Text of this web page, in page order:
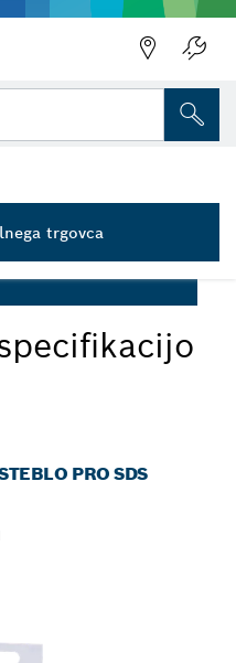
PRO SDS
PRO SDS
in dleta
trgovca